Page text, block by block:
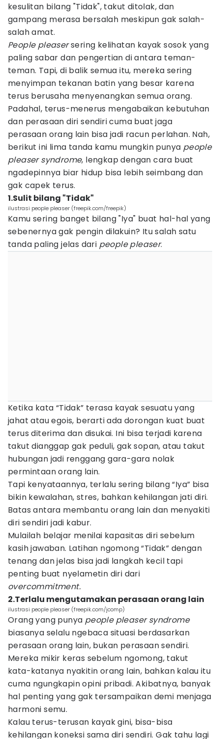
kesulitan bilang "Tidak", takut ditolak, dan
gampang merasa bersalah meskipun gak salah-
salah amat.
People pleasersering kelihatan kayak sosok yang
paling sabar dan pengertian di antara teman-
teman. Tapi, di balik semua itu, mereka sering
menyimpan tekanan batin yang besar karena
terus berusaha menyenangkan semua orang.
Padahal, terus-menerus mengabaikan kebutuhan
dan perasaan diri sendiri cuma buat jaga
perasaan orang lain bisa jadi racun perlahan. Nah,
berikut ini lima tanda kamu mungkin punya people
pleaser syndrome, lengkap dengan cara buat
ngadepinnya biar hidup bisa lebih seimbang dan
gak capek terus.
1.Sulit bilang "Tidak"
ilustrasi people pleaser (freepik.com/freepik)
Kamu sering banget bilang "Iya" buat hal-hal yang
sebenernya gak pengin dilakuin? Itu salah satu
tanda paling jelas dari people pleaser.
Ketika kata “Tidak” terasa kayak sesuatu yang
jahat atau egois, berarti ada dorongan kuat buat
terus diterima dan disukai. Ini bisa terjadi karena
takut dianggap gak peduli, gak sopan, atau takut
hubungan jadi renggang gara-gara nolak
permintaan orang lain.
Tapi kenyataannya, terlalu sering bilang “Iya” bisa
bikin kewalahan, stres, bahkan kehilangan jati diri.
Batas antara membantu orang lain dan menyakiti
diri sendiri jadi kabur.
Mulailah belajar menilai kapasitas diri sebelum
kasih jawaban. Latihan ngomong “Tidak” dengan
tenang dan jelas bisa jadi langkah kecil tapi
penting buat nyelametin diri dari
overcommitment.
2.Terlalu mengutamakan perasaan orang lain
ilustrasi people pleaser (freepik.com/jcomp)
Orang yang punya people pleaser syndrome
biasanya selalu ngebaca situasi berdasarkan
perasaan orang lain, bukan perasaan sendiri.
Mereka mikir keras sebelum ngomong, takut
kata-katanya nyakitin orang lain, bahkan kalau itu
cuma ngungkapin opini pribadi. Akibatnya, banyak
hal penting yang gak tersampaikan demi menjaga
harmoni semu.
Kalau terus-terusan kayak gini, bisa-bisa
kehilangan koneksi sama diri sendiri. Gak tahu lagi